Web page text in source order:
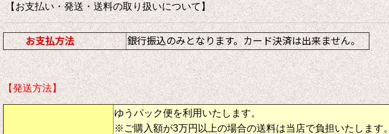
【お支払い・発送・送料の取り扱いについて】
お支払方法 銀行振込のみとなります。カード決済は出来ません。
【発送方法】
ゆうパック便を利用いたします。
※ご購入額が3万円以上の場合の送料は当店で負担いたします。